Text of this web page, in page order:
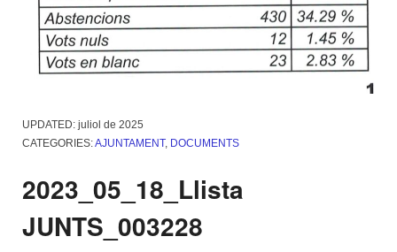
UPDATED: juliol de 2025
CATEGORIES:AJUNTAMENT, DOCUMENTS
2023_05_18_Llista
JUNTS_003228